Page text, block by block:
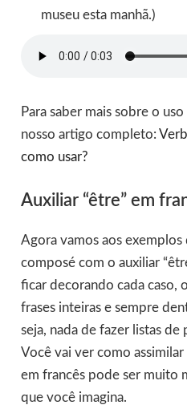
museu esta manhã.)
Para saber mais sobre o
nosso artigo completo:
como usar?
Auxiliar “être” em
Agora vamos aos exemplos
composé com o auxiliar
ficar decorando cada caso,
frases inteiras e sempre
seja, nada de fazer listas de
Você vai ver como
em francês pode ser muito
que você imagina.